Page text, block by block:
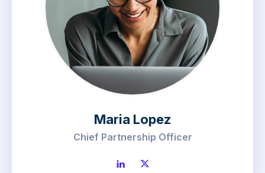
Maria Lopez
Chief Partnership Officer